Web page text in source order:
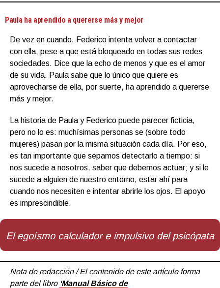
Paula ha aprendido a quererse más y mejor
De vez en cuando, Federico intenta volver a contactar
con ella, pese a que está bloqueado en todas sus redes
sociedades. Dice que la echo de menos y que es el amor
de su vida. Paula sabe que lo único que quiere es
aprovecharse de ella, por suerte, ha aprendido a quererse
más y mejor.
La historia de Paula y Federico puede parecer ficticia,
pero no lo es: muchísimas personas se (sobre todo
mujeres) pasan por la misma situación cada día. Por eso,
es tan importante que sepamos detectarlo a tiempo: si
nos sucede a nosotros, saber que debemos actuar; y si le
sucede a alguien de nuestro entorno, estar ahí para
cuando nos necesiten e intentar abrirle los ojos. El apoyo
es imprescindible.
El egoísmo calculador e impulsivo del psicópata
Nota de redacción / El contenido de este artículo forma
parte del libro ‘Manual Básico de